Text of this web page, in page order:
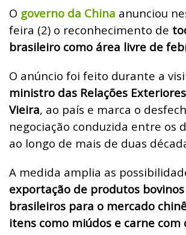
O governo da China anunciou
feira (2) o reconhecimento de
brasileiro como área livre de
O anúncio foi feito durante a
ministro das Relações
Vieira, ao país e marca o
negociação conduzida entre os
ao longo de mais de duas
A medida amplia as
exportação de produtos
brasileiros para o mercado
itens como miúdos e carne com